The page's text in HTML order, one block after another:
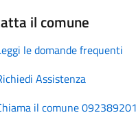
il comune
le domande frequenti
Assistenza
il comune